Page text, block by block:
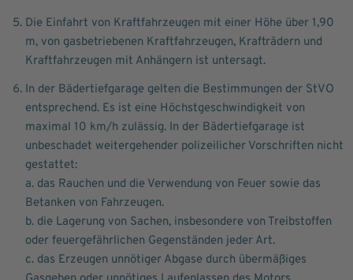
Die Einfahrt von Kraftfahrzeugen mit einer Höhe über 1,90
m, von gasbetriebenen Kraftfahrzeugen, Krafträdern und
Kraftfahrzeugen mit Anhängern ist untersagt.
In der Bädertiefgarage gelten die Bestimmungen der StVO
entsprechend. Es ist eine Höchstgeschwindigkeit von
maximal 10 km/h zulässig. In der Bädertiefgarage ist
unbeschadet weitergehender polizeilicher Vorschriften nicht
gestattet:
a. das Rauchen und die Verwendung von Feuer sowie das
Betanken von Fahrzeugen.
b. die Lagerung von Sachen, insbesondere von Treibstoffen
oder feuergefährlichen Gegenständen jeder Art.
c. das Erzeugen unnötiger Abgase durch übermäßiges